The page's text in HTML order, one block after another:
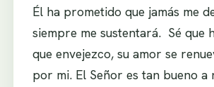
Él ha prometido que jamás me
siempre me sustentará. Sé que
que envejezco, su amor se
por mi. El Señor es tan bueno a